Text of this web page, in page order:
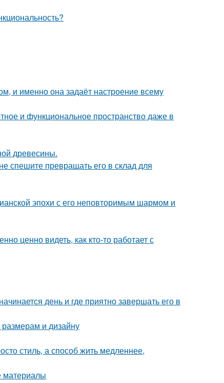
и именно она задаёт настроение всему
и функциональное пространство даже в
древесины.
спешите превращать его в склад для
эпохи с его неповторимым шармом и
ценно видеть, как кто-то работает с
день и где приятно завершать его в
и дизайну
стиль, а способ жить медленнее,
материалы